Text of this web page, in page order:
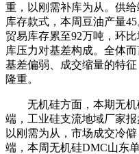
重，以刚需补库为从。供
库存款式，本周豆油产量
贸易库存累至92万吨，环
库压力对基差构成。全体
基差偏弱、成交缩量的特
隆重。
无机硅方面，本期无机
端，工业硅支流地域厂家
以刚需为从，市场成交冷
端，本周无机硅DMC山东